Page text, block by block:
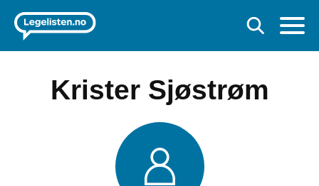
Krister Sjøstrøm